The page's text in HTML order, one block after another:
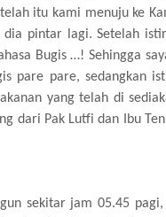
itu kami menuju ke
pintar lagi. Setelah
Bugis …! Sehingga
pare pare, sedangkan
yang telah di
dari Pak Lutfi dan Ibu
sekitar jam 05.45 pagi,